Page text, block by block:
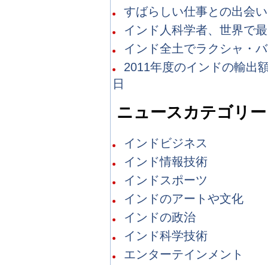
すばらしい仕事との出会
インド人科学者、世界で
インド全土でラクシャ・
2011年度のインドの輸出
日
ニュースカテゴリー
インドビジネス
インド情報技術
インドスポーツ
インドのアートや文化
インドの政治
インド科学技術
エンターテインメント